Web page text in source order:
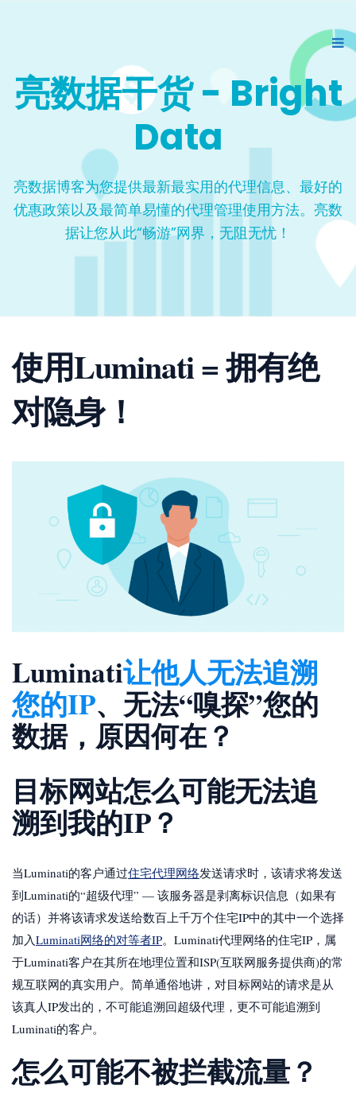
亮数据干货 - Bright
Data
亮数据博客为您提供最新最实用的代理信息、最好的
优惠政策以及最简单易懂的代理管理使用方法。亮数
据让您从此“畅游”网界，无阻无忧！
使用Luminati = 拥有绝
对隐身！
Luminati让他人无法追溯
您的IP、无法“嗅探”您的
数据，原因何在？
目标网站怎么可能无法追
溯到我的IP？
当Luminati的客户通过住宅代理网络发送请求时，该请求将发送
到Luminati的“超级代理” — 该服务器是剥离标识信息（如果有
的话）并将该请求发送给数百上千万个住宅IP中的其中一个选择
加入Luminati网络的对等者IP。Luminati代理网络的住宅IP，属
于Luminati客户在其所在地理位置和ISP(互联网服务提供商)的常
规互联网的真实用户。简单通俗地讲，对目标网站的请求是从
该真人IP发出的，不可能追溯回超级代理，更不可能追溯到
Luminati的客户。
怎么可能不被拦截流量？